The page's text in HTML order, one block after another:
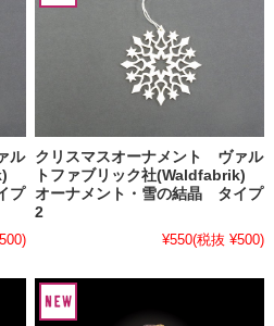
ル
プ
クリスマスオーナメント ヴァル
トファブリック社(Waldfabrik)
オーナメント・雪の結晶 タイプ
2
¥550(税抜 ¥500)